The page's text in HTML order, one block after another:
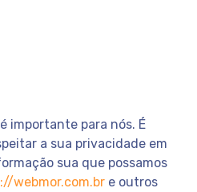
importante para nós. É
a sua privacidade em
sua que possamos
webmor.com.br e outros